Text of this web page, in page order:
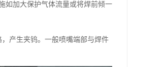
如加大保护气体流量或将焊前倾一
产生夹钨。一般喷嘴端部与焊件